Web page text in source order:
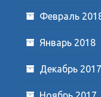
Февраль
Январь 2018
Декабрь 2017